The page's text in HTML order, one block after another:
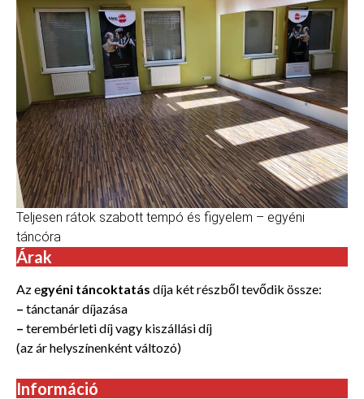
Teljesen rátok szabott tempó és figyelem – egyéni
táncóra
Árak
Az egyéni táncoktatás díja két részből tevődik össze:
– tánctanár díjazása
– terembérleti díj vagy kiszállási díj
(az ár helyszínenként változó)
Információ